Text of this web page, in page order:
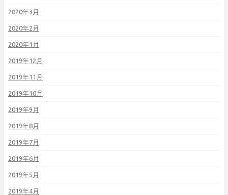
2020年3月
2020年2月
2020年1月
2019年12月
2019年11月
2019年10月
2019年9月
2019年8月
2019年7月
2019年6月
2019年5月
2019年4月